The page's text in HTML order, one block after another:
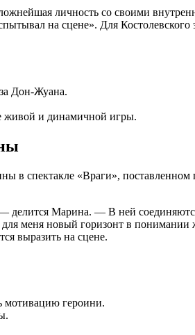
личность со своими
на сцене». Для
Дон-Жуана.
живой и динамичной игры.
спектакле «Враги», поставленном
Марина. — В ней
меня новый горизонт в
выразить на сцене.
мотивацию героини.